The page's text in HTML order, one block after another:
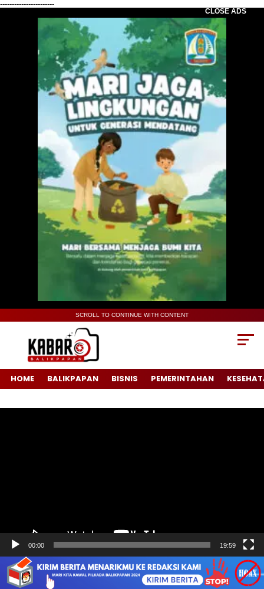
-----------------------
CLOSE ADS
SCROLL TO CONTINUE WITH CONTENT
HOME BALIKPAPAN BISNIS PEMERINTAHAN
00:00 19:59